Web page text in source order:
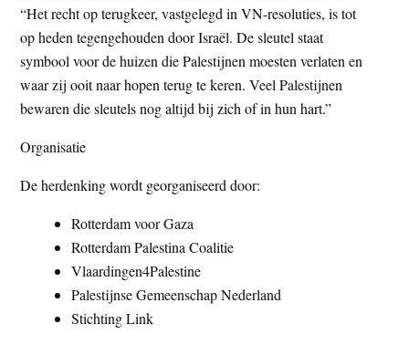
“Het recht op terugkeer, vastgelegd in VN-resoluties, is tot
op heden tegengehouden door Israël. De sleutel staat
symbool voor de huizen die Palestijnen moesten verlaten en
waar zij ooit naar hopen terug te keren. Veel Palestijnen
bewaren die sleutels nog altijd bij zich of in hun hart.”
Organisatie
De herdenking wordt georganiseerd door:
Rotterdam voor Gaza
Rotterdam Palestina Coalitie
Vlaardingen4Palestine
Palestijnse Gemeenschap Nederland
Stichting Link